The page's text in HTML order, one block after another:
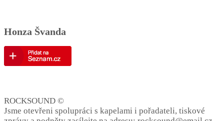
Honza Švanda
Šéfredaktor
ROCKSOUND ©
Jsme otevřeni spolupráci s kapelami i pořadateli, tiskové